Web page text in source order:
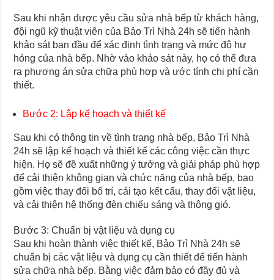
Sau khi nhận được yêu cầu sửa nhà bếp từ khách hàng,
đội ngũ kỹ thuật viên của Bảo Trì Nhà 24h sẽ tiến hành
khảo sát ban đầu để xác định tình trạng và mức độ hư
hỏng của nhà bếp. Nhờ vào khảo sát này, họ có thể đưa
ra phương án sửa chữa phù hợp và ước tính chi phí cần
thiết.
Bước 2: Lập kế hoạch và thiết kế
Sau khi có thông tin về tình trạng nhà bếp, Bảo Trì Nhà
24h sẽ lập kế hoạch và thiết kế các công việc cần thực
hiện. Họ sẽ đề xuất những ý tưởng và giải pháp phù hợp
để cải thiện không gian và chức năng của nhà bếp, bao
gồm việc thay đổi bố trí, cải tạo kết cấu, thay đổi vật liệu,
và cải thiện hệ thống đèn chiếu sáng và thông gió.
Bước 3: Chuẩn bị vật liệu và dụng cụ
Sau khi hoàn thành việc thiết kế, Bảo Trì Nhà 24h sẽ
chuẩn bị các vật liệu và dụng cụ cần thiết để tiến hành
sửa chữa nhà bếp. Bằng việc đảm bảo có đầy đủ và